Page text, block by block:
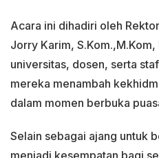
Acara ini dihadiri oleh
Jorry Karim,
universitas, dosen, serta
mereka menambah
dalam momen berbuka
Selain sebagai ajang untuk
menjadi kesempatan bagi